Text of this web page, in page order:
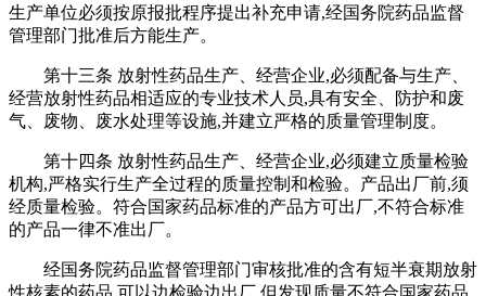
生产单位必须按原报批程序提出补充申请,经国务院药品监督
管理部门批准后方能生产。
第十三条 放射性药品生产、经营企业,必须配备与生产、
经营放射性药品相适应的专业技术人员,具有安全、防护和废
气、废物、废水处理等设施,并建立严格的质量管理制度。
第十四条 放射性药品生产、经营企业,必须建立质量检验
机构,严格实行生产全过程的质量控制和检验。产品出厂前,须
经质量检验。符合国家药品标准的产品方可出厂,不符合标准
的产品一律不准出厂。
经国务院药品监督管理部门审核批准的含有短半衰期放射
性核素的药品,可以边检验边出厂,但发现质量不符合国家药品